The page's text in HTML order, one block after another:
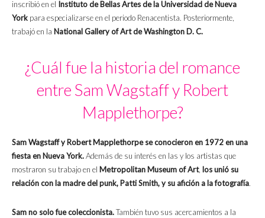
inscribió en el Instituto de Bellas Artes de la Universidad de Nueva
York para especializarse en el periodo Renacentista. Posteriormente,
trabajó en la National Gallery of Art de Washington D. C.
¿Cuál fue la historia del romance
entre Sam Wagstaff y Robert
Mapplethorpe?
Sam Wagstaffy Robert Mapplethorpe se conocieron en 1972 en una
fiesta en Nueva York.Además de su interés en las y los artistas que
mostraron su trabajo en el Metropolitan Museum of Art, los unió su
relación con la madre del punk, Patti Smith, y su afición a la fotografía.
Sam no solo fue coleccionista.También tuvo sus acercamientos a la